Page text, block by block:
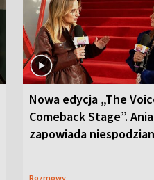
Nowa edycja „The
Comeback Stage”.
zapowiada
Rozmowy